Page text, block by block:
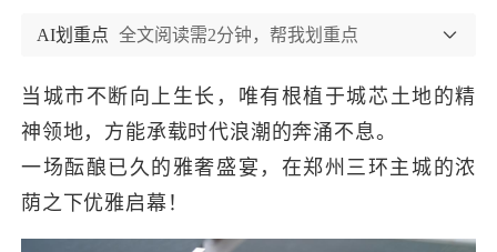
AI划重点 全文阅读需2分钟，帮我划重点
当城市不断向上生长，唯有根植于城芯 土地的精
神领地， 方能承载时代浪潮 的奔涌不息。
一场酝酿已久的雅奢盛宴 ，在郑州三环主城 的浓
荫之下优雅启幕 ！